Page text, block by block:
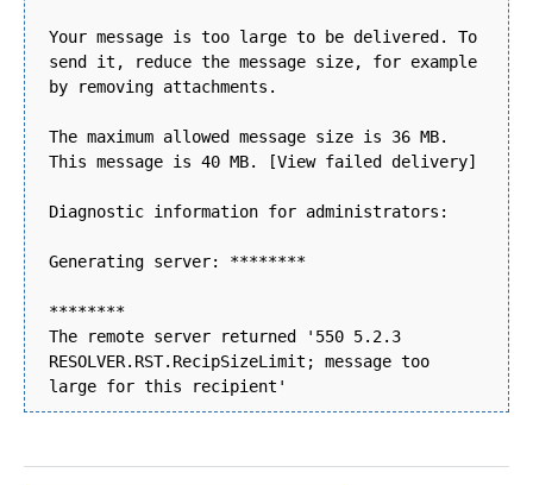
Your message is too large to be delivered. To
send it, reduce the message size, for example
by removing attachments.
The maximum allowed message size is 36 MB.
This message is 40 MB. [View failed delivery]
Diagnostic information for administrators:
Generating server: ********
********
The remote server returned '550 5.2.3
RESOLVER.RST.RecipSizeLimit; message too
large for this recipient'